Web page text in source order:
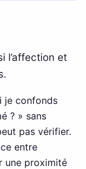
l’affection et
je confonds
? » sans
pas vérifier.
entre
une proximité